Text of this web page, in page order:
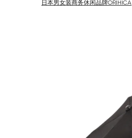
日本男女装商务休闲品牌ORIHICA